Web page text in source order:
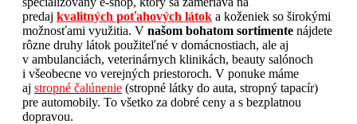
predaj kvalitných poťahových látok a koženiek so širokými
možnosťami využitia. V našom bohatom sortimente nájdete
rôzne druhy látok použiteľné v domácnostiach, ale aj
v ambulanciách, veterinárnych klinikách, beauty salónoch
i všeobecne vo verejných priestoroch. V ponuke máme
aj stropné čalúnenie (stropné látky do auta, stropný tapacír)
pre automobily. To všetko za dobré ceny a s bezplatnou
dopravou.